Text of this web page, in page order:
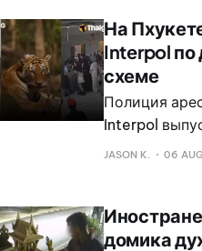
На
Interpol по
схеме
Полиция
Interpol
JASON K. 06
домика